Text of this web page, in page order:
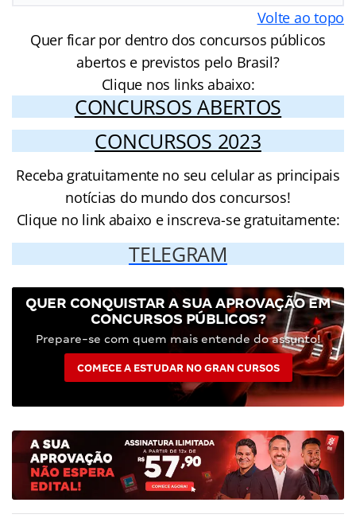
Volte ao topo
Quer ficar por dentro dos concursos públicos
abertos e previstos pelo Brasil?
Clique nos links abaixo:
CONCURSOS ABERTOS
CONCURSOS 2023
Receba gratuitamente no seu celular as principais
notícias do mundo dos concursos!
Clique no link abaixo e inscreva-se gratuitamente:
TELEGRAM
QUER CONQUISTAR A SUA APROVAÇÃO EM
CONCURSOS PÚBLICOS?
Prepare-se com quem mais entende do assunto!
COMECE A ESTUDAR NO GRAN CURSOS